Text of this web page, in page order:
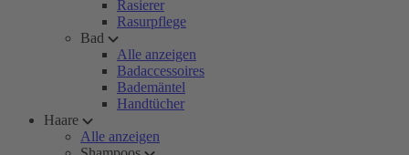
Rasierer
Rasurpflege
Bad
Alle anzeigen
Badaccessoires
Bademäntel
Handtücher
Haare
Alle anzeigen